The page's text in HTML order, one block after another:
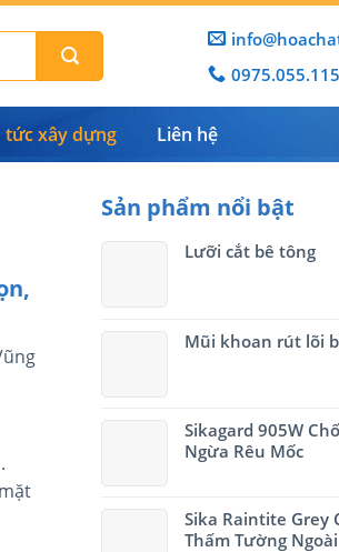
0975.055.115
tức xây dựng Liên hệ
Sản phẩm nổi bật
Lưỡi cắt bê tông
Mũi khoan rút lõi
Sikagard 905W
Ngừa Rêu Mốc
Sika Raintite Grey
Thấm Tường Ngoài